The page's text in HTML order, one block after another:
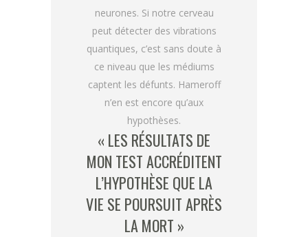
neurones. Si notre cerveau
peut détecter des vibrations
quantiques, c’est sans doute à
ce niveau que les médiums
captent les défunts. Hameroff
n’en est encore qu’aux
hypothèses.
« LES RÉSULTATS DE
MON TEST ACCRÉDITENT
L’HYPOTHÈSE QUE LA
VIE SE POURSUIT APRÈS
LA MORT »